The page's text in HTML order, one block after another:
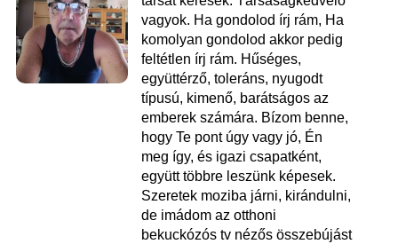
vagyok. Ha gondolod írj rám, Ha
komolyan gondolod akkor pedig
feltétlen írj rám. Hűséges,
együttérző, toleráns, nyugodt
típusú, kimenő, barátságos az
emberek számára. Bízom benne,
hogy Te pont úgy vagy jó, Én
meg így, és igazi csapatként,
együtt többre leszünk képesek.
Szeretek moziba járni, kirándulni,
de imádom az otthoni
bekuckózós tv nézős összebújást